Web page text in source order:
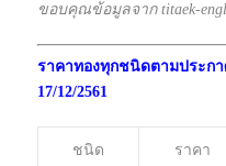
ขอบคุณข้อมูลจาก titaek-
ราคาทองทุกชนิดตามประก
17/12/2561
ชนิด
ราคา